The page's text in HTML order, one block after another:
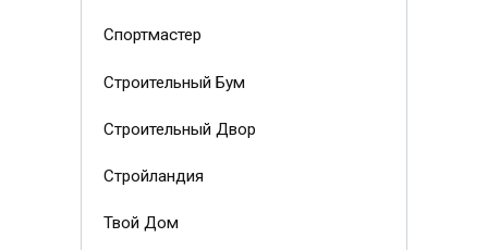
Спортмастер
Строительный Бум
Строительный Двор
Стройландия
Твой Дом